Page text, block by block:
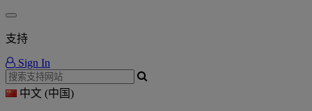
支持
Sign In
中文 (中国)